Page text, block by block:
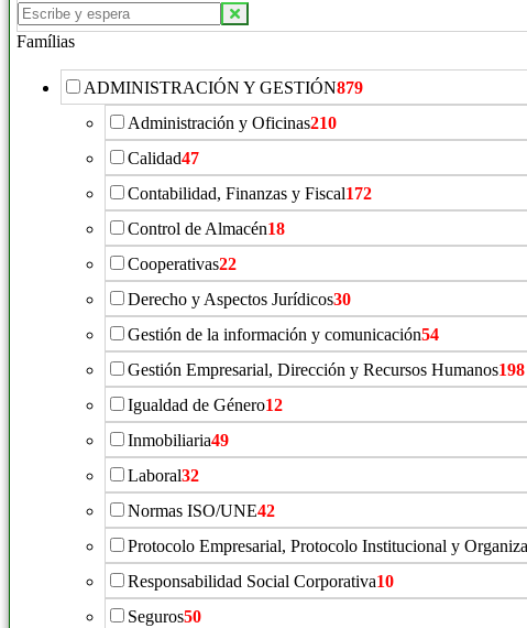
Buscar
productos:
Famílias
ADMINISTRACIÓN Y GESTIÓN879
Administración y Oficinas210
Calidad47
Contabilidad, Finanzas y Fiscal172
Control de Almacén18
Cooperativas22
Derecho y Aspectos Jurídicos30
Gestión de la información y comunicación54
Gestión Empresarial, Dirección y Recursos Humanos198
Igualdad de Género12
Inmobiliaria49
Laboral32
Normas ISO/UNE42
Protocolo Empresarial, Protocolo Institucional y
Responsabilidad Social Corporativa10
Seguros50